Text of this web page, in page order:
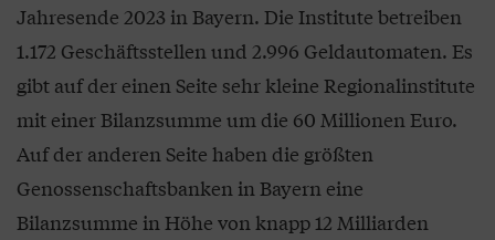
Jahresende 2023 in Bayern. Die Institute betreiben
1.172 Geschäftsstellen und 2.996 Geldautomaten. Es
gibt auf der einen Seite sehr kleine Regionalinstitute
mit einer Bilanzsumme um die 60 Millionen Euro.
Auf der anderen Seite haben die größten
Genossenschaftsbanken in Bayern eine
Bilanzsumme in Höhe von knapp 12 Milliarden